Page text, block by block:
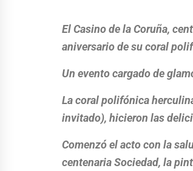
El Casino de la Coruña,
aniversario de su coral
Un evento cargado de
La coral polifónica
invitado), hicieron las
Comenzó el acto con la
centenaria Sociedad, la